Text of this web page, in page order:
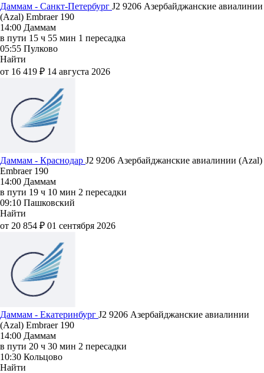
Даммам - Санкт-Петербург J2 9206 Азербайджанские авиалинии
(Azal) Embraer 190
14:00 Даммам
в пути 15 ч 55 мин 1 пересадка
05:55 Пулково
Найти
от 16 419 ₽ 14 августа 2026
Даммам - Краснодар J2 9206 Азербайджанские авиалинии (Azal)
Embraer 190
14:00 Даммам
в пути 19 ч 10 мин 2 пересадки
09:10 Пашковский
Найти
от 20 854 ₽ 01 сентября 2026
Даммам - Екатеринбург J2 9206 Азербайджанские авиалинии
(Azal) Embraer 190
14:00 Даммам
в пути 20 ч 30 мин 2 пересадки
10:30 Кольцово
Найти